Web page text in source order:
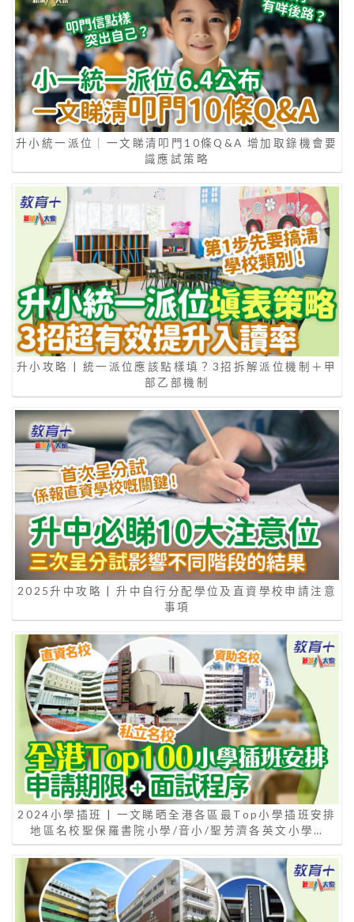
升小統一派位｜一文睇清叩門10條Q&A 增加取錄機會要
識應試策略
升小攻略 | 統一派位應該點樣填？3招拆解派位機制＋甲
部乙部機制
2025升中攻略 | 升中自行分配學位及直資學校申請注意
事項
2024小學插班 | 一文睇晒全港各區最Top小學插班安排
地區名校聖保羅書院小學/音小/聖芳濟各英文小學…